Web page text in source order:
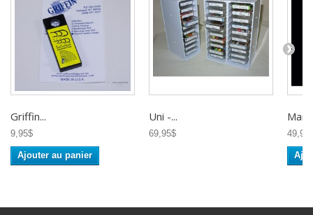
Griffin...
9,95$
Ajouter au panier
Uni -...
69,95$